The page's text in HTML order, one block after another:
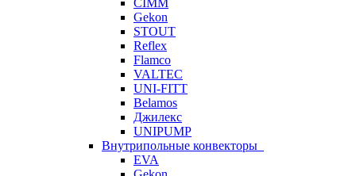
CIMM
Gekon
STOUT
Reflex
Flamco
VALTEC
UNI-FITT
Belamos
Джилекс
UNIPUMP
Внутрипольные конвекторы
EVA